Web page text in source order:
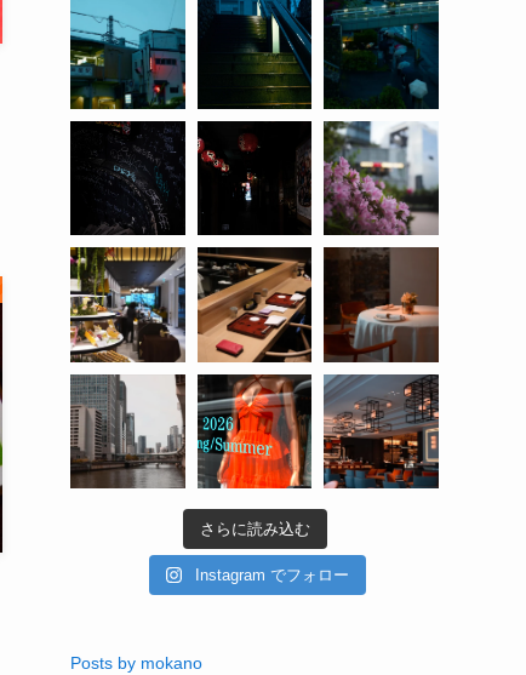
さらに読み込む
Instagram でフォロー
Posts by mokano